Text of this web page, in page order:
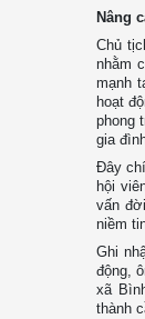
Nâng
Chủ
nhằm
mạnh
hoạt
phong
gia
Đây
hội
vấn
niềm
Ghi
động,
xã
thành